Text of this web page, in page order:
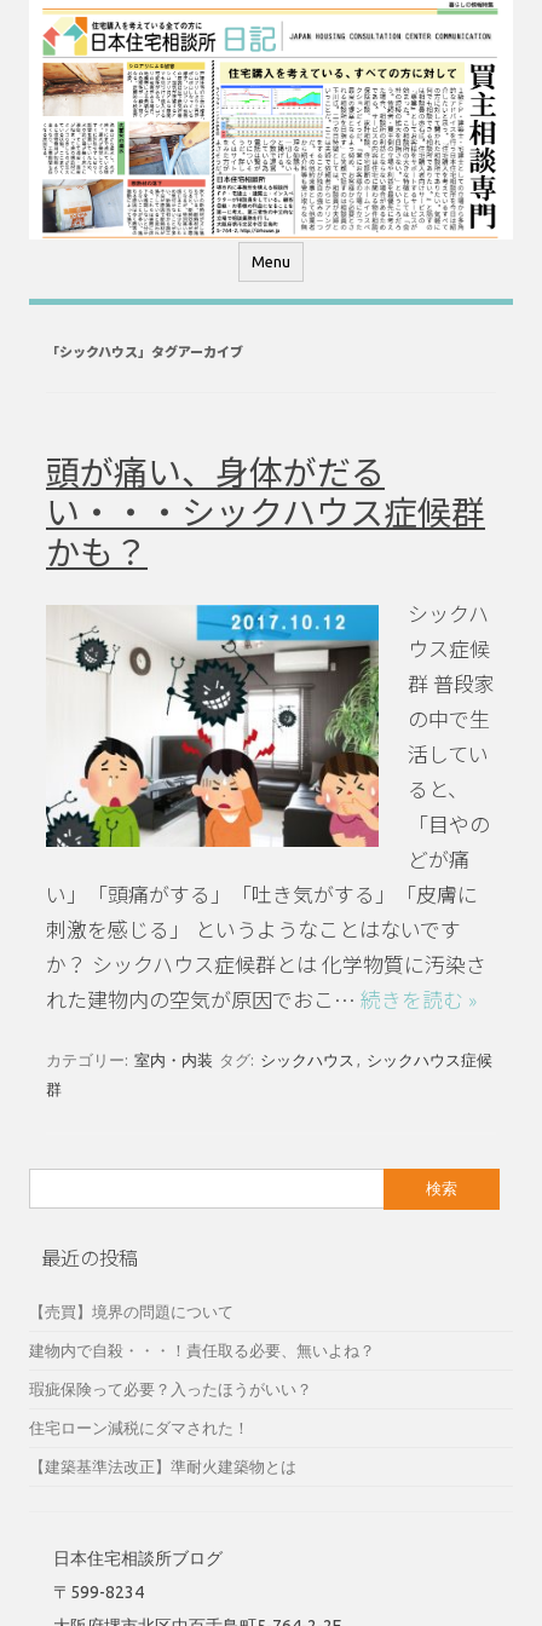
コ
テ
ン
ツ
へ
ス
キ
ッ
プ
Menu
「シックハウス」タグアーカイブ
頭が痛い、身体がだる
い・・・シックハウス症候群
かも？
シックハ
ウス症候
群 普段家
の中で生
活してい
ると、
「目やの
どが痛
い」「頭痛がする」「吐き気がする」「皮膚に
刺激を感じる」 というようなことはないです
か？ シックハウス症候群とは 化学物質に汚染さ
れた建物内の空気が原因でおこ… 続きを読む »
カテゴリー: 室内・内装 タグ: シックハウス , シックハウス症候
群
索:
最近の投稿
【売買】境界の問題について
建物内で自殺・・・！責任取る必要、無いよね？
瑕疵保険って必要？入ったほうがいい？
住宅ローン減税にダマされた！
【建築基準法改正】準耐火建築物とは
日本住宅相談所ブログ
〒599-8234